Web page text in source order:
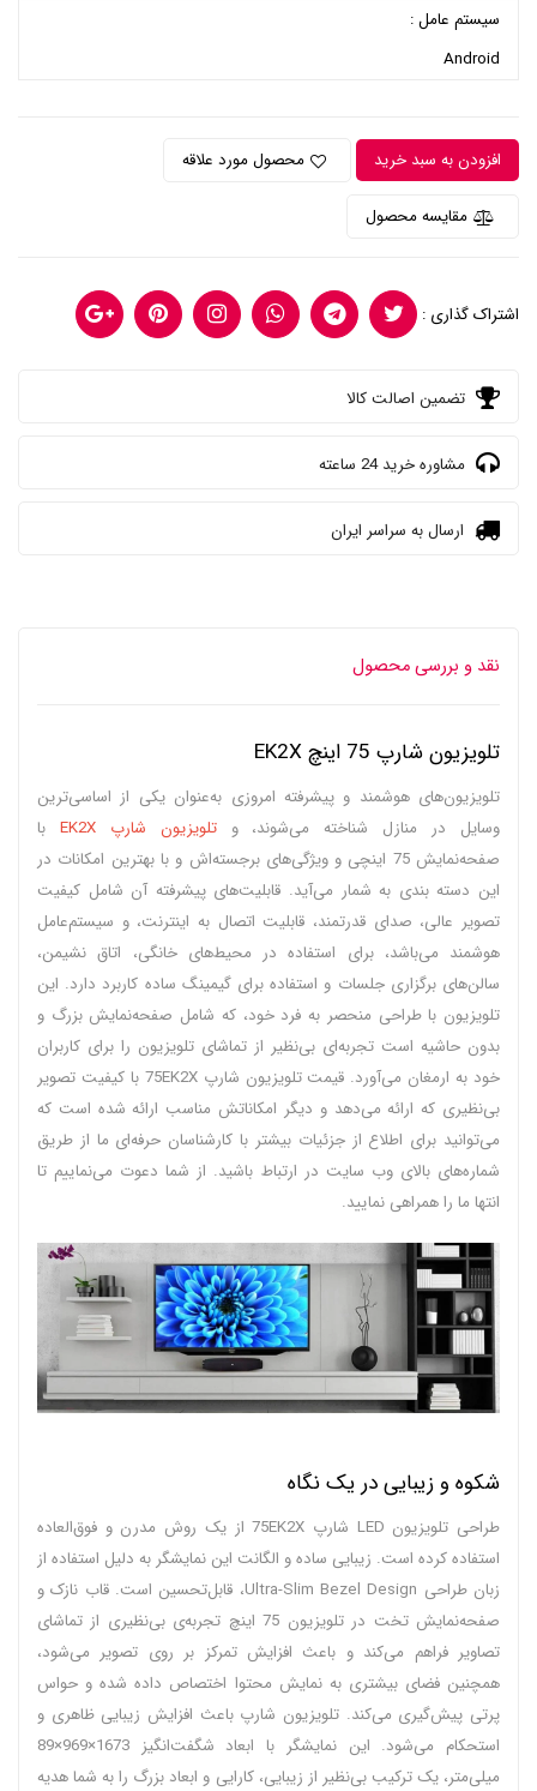
سیستم عامل :
Android
افزودن به سبد خرید محصول مورد علاقه
مقایسه محصول
اشتراک گذاری :
تضمین اصالت کالا
مشاوره خرید 24 ساعته
ارسال به سراسر ایران
نقد و بررسی محصول
تلویزیون شارپ 75 اینچ EK2X
تلویزیون‌های هوشمند و پیشرفته امروزی به‌عنوان یکی از اساسی‌ترین
وسایل در منازل شناخته می‌شوند، وتلویزیون شارپ EK2X
با
صفحه‌نمایش 75 اینچی و ویژگی‌های برجسته‌اش و با بهترین امکانات در
این دسته بندی به شمار می‌آید. قابلیت‌های پیشرفته آن شامل کیفیت
تصویر عالی، صدای قدرتمند، قابلیت اتصال به اینترنت، و سیستم‌عامل
هوشمند می‌باشد، برای استفاده در محیط‌های خانگی، اتاق نشیمن،
سالن‌های برگزاری جلسات و استفاده برای گیمینگ ساده کاربرد دارد. این
تلویزیون با طراحی منحصر به فرد خود، که شامل صفحه‌نمایش بزرگ و
بدون حاشیه است تجربه‌ای بی‌نظیر از تماشای تلویزیون را برای کاربران
خود به ارمغان می‌آورد. قیمت تلویزیون شارپ 75EK2X با کیفیت تصویر
بی‌نظیری که ارائه می‌دهد و دیگر امکاناتش مناسب ارائه شده است که
می‌توانید برای اطلاع از جزئیات بیشتر با کارشناسان حرفه‌ای ما از طریق
شماره‌های بالای وب سایت در ارتباط باشید. از شما دعوت می‌نماییم تا
انتها ما را همراهی نمایید.
شکوه و زیبایی در یک نگاه
طراحی تلویزیون LED شارپ 75EK2X از یک روش مدرن و فوق‌العاده‌
استفاده کرده است. زیبایی ساده و الگانت این نمایشگر به دلیل استفاده از
زبان طراحی Ultra-Slim Bezel Design، قابل‌تحسین است. قاب نازک و
صفحه‌نمایش تخت در تلویزیون 75 اینچ تجربه‌ی بی‌نظیری از تماشای
تصاویر فراهم می‌کند و باعث افزایش تمرکز بر روی تصویر می‌شود،
همچنین فضای بیشتری به نمایش محتوا اختصاص ‌داده ‌شده و حواس
‌پرتی پیش‌گیری می‌کند. تلویزیون شارپ باعث افزایش زیبایی ظاهری و
استحکام می‌شود. این نمایشگر با ابعاد شگفت‌انگیز 1673×969×89
میلی‌متر، یک ترکیب بی‌نظیر از زیبایی، کارایی و ابعاد بزرگ را به شما هدیه